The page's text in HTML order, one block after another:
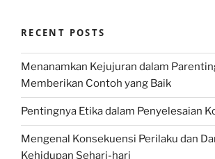
RECENT POSTS
Menanamkan Kejujuran dalam
Memberikan Contoh yang Baik
Pentingnya Etika dalam Penyelesaian
Mengenal Konsekuensi Perilaku dan
Kehidupan Sehari-hari